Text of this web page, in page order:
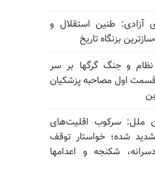
آزادی: طنین استقلال و
بزنگاه تاریخ
نظام و جنگ گرگها بر سر
قسمت اول مصاحبه پزشکیان
ملل: سرکوب اقلیت‌های
شده؛ خواستار توقف
شکنجه و اعدامها